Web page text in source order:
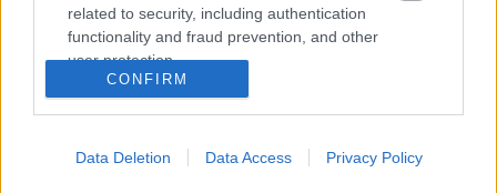
related to security, including authentication
functionality and fraud prevention, and other
user protection.
CONFIRM
Data Deletion Data Access Privacy Policy